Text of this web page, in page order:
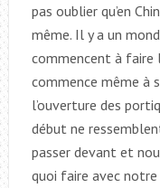
pas oublier qu’en
même. Il y a un
commencent à faire
commence même à
l’ouverture des
début ne
passer devant et
quoi faire avec notre